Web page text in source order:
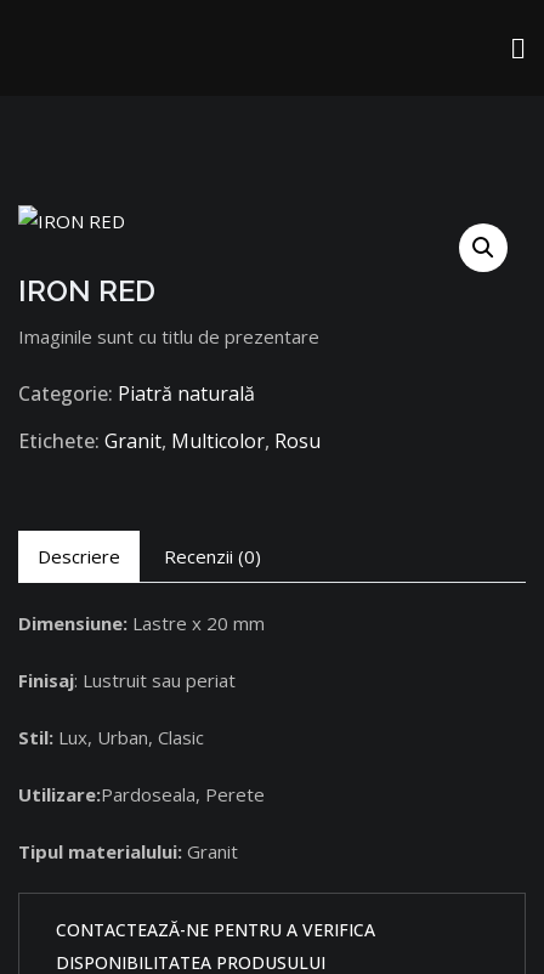
IRON RED
Imaginile sunt cu titlu de prezentare
Categorie: Piatră naturală
Etichete: Granit, Multicolor, Rosu
Descriere Recenzii (0)
Dimensiune: Lastre x 20 mm
Finisaj: Lustruit sau periat
Stil: Lux, Urban, Clasic
Utilizare:Pardoseala, Perete
Tipul materialului: Granit
CONTACTEAZĂ-NE PENTRU A VERIFICA
DISPONIBILITATEA PRODUSULUI